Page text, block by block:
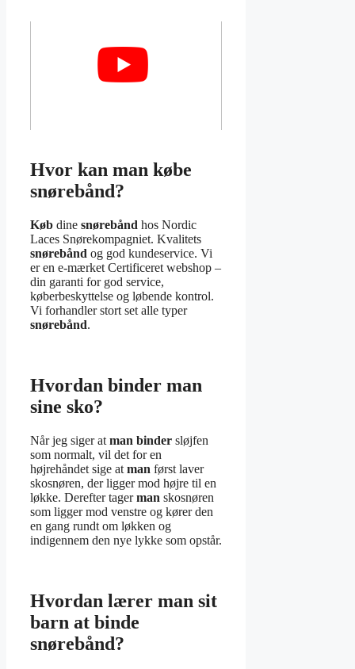
Hvor kan man købe
snørebånd?
Køb dine snørebånd hos Nordic
Laces Snørekompagniet. Kvalitets
snørebånd og god kundeservice. Vi
er en e-mærket Certificeret webshop –
din garanti for god service,
køberbeskyttelse og løbende kontrol.
Vi forhandler stort set alle typer
snørebånd.
Hvordan binder man
sine sko?
Når jeg siger at man binder sløjfen
som normalt, vil det for en
højrehåndet sige at man først laver
skosnøren, der ligger mod højre til en
løkke. Derefter tagerman skosnøren
som ligger mod venstre og kører den
en gang rundt om løkken og
indigennem den nye lykke som opstår.
Hvordan lærer man sit
barn at binde
snørebånd?